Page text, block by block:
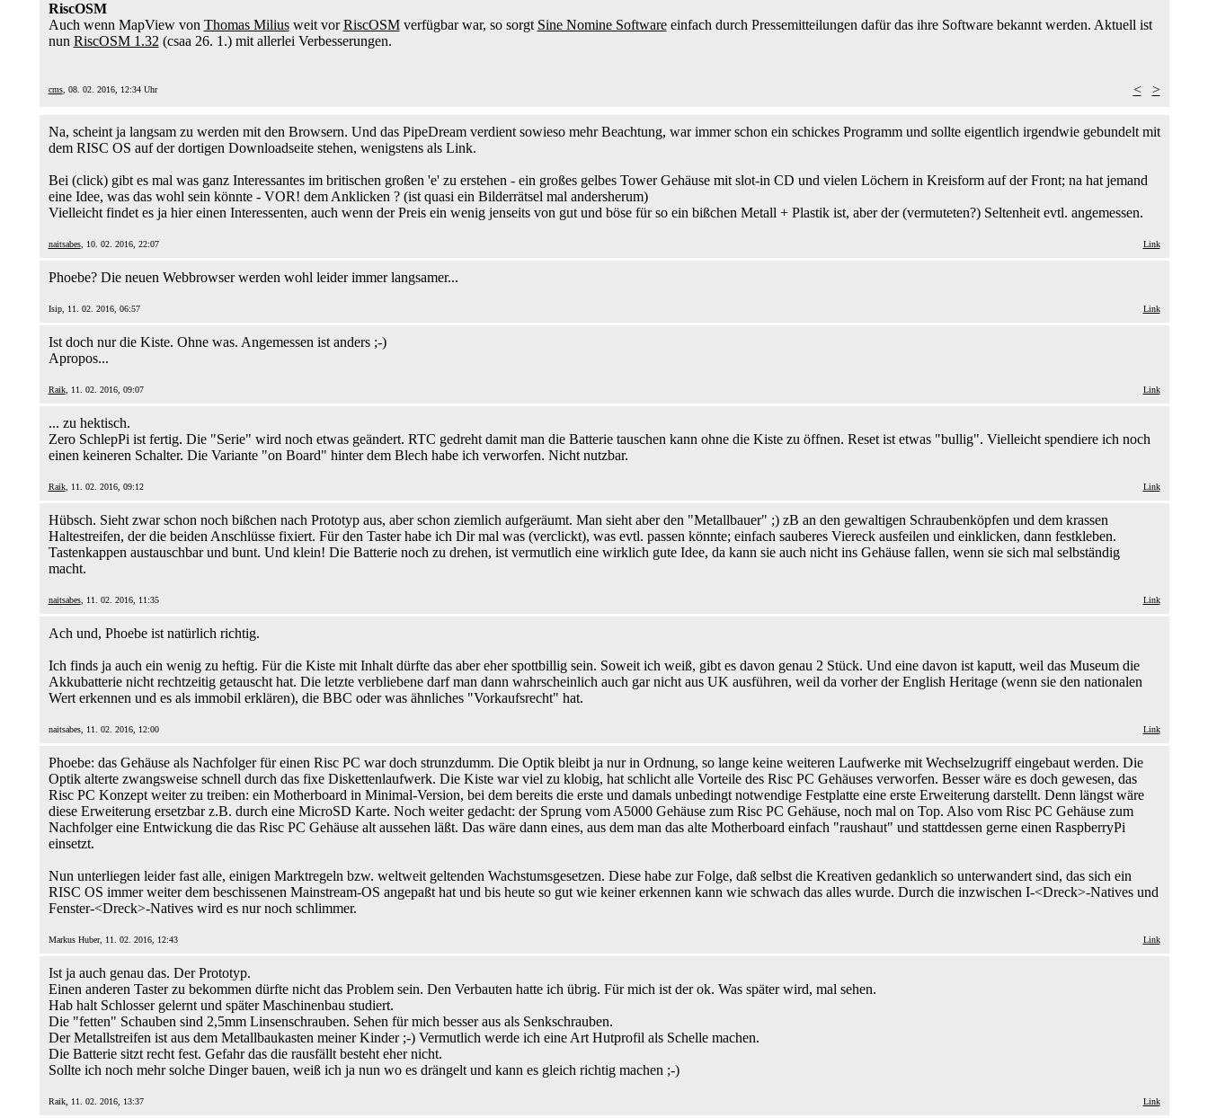
RiscOSM
Auch wenn MapView von Thomas Miliusweit vorRiscOSMverfügbar war, so sorgt Sine Nomine Softwareeinfach durch Pressemitteilungen dafür das ihre Software bekannt werden. Aktuell ist
nun RiscOSM 1.32 (csaa 26. 1.) mit allerlei Verbesserungen.
cms, 08. 02. 2016, 12:34 Uhr < >
Na, scheint ja langsam zu werden mit den Browsern. Und das PipeDream verdient sowieso mehr Beachtung, war immer schon ein schickes Programm und sollte eigentlich irgendwie gebundelt mit
dem RISC OS auf der dortigen Downloadseite stehen, wenigstens als Link.
Bei (click) gibt es mal was ganz Interessantes im britischen großen 'e' zu erstehen - ein großes gelbes Tower Gehäuse mit slot-in CD und vielen Löchern in Kreisform auf der Front; na hat jemand
eine Idee, was das wohl sein könnte - VOR! dem Anklicken ? (ist quasi ein Bilderrätsel mal andersherum)
Vielleicht findet es ja hier einen Interessenten, auch wenn der Preis ein wenig jenseits von gut und böse für so ein bißchen Metall + Plastik ist, aber der (vermuteten?) Seltenheit evtl. angemessen.
naitsabes, 10. 02. 2016, 22:07 Link
Phoebe? Die neuen Webbrowser werden wohl leider immer langsamer...
Isip, 11. 02. 2016, 06:57 Link
Ist doch nur die Kiste. Ohne was. Angemessen ist anders ;-)
Apropos...
Raik, 11. 02. 2016, 09:07 Link
... zu hektisch.
Zero SchlepPi ist fertig. Die "Serie" wird noch etwas geändert. RTC gedreht damit man die Batterie tauschen kann ohne die Kiste zu öffnen. Reset ist etwas "bullig". Vielleicht spendiere ich noch
einen keineren Schalter. Die Variante "on Board" hinter dem Blech habe ich verworfen. Nicht nutzbar.
Raik, 11. 02. 2016, 09:12 Link
Hübsch. Sieht zwar schon noch bißchen nach Prototyp aus, aber schon ziemlich aufgeräumt. Man sieht aber den "Metallbauer" ;) zB an den gewaltigen Schraubenköpfen und dem krassen
Haltestreifen, der die beiden Anschlüsse fixiert. Für den Taster habe ich Dir mal was (verclickt), was evtl. passen könnte; einfach sauberes Viereck ausfeilen und einklicken, dann festkleben.
Tastenkappen austauschbar und bunt. Und klein! Die Batterie noch zu drehen, ist vermutlich eine wirklich gute Idee, da kann sie auch nicht ins Gehäuse fallen, wenn sie sich mal selbständig
macht.
naitsabes, 11. 02. 2016, 11:35 Link
Ach und, Phoebe ist natürlich richtig.
Ich finds ja auch ein wenig zu heftig. Für die Kiste mit Inhalt dürfte das aber eher spottbillig sein. Soweit ich weiß, gibt es davon genau 2 Stück. Und eine davon ist kaputt, weil das Museum die
Akkubatterie nicht rechtzeitig getauscht hat. Die letzte verbliebene darf man dann wahrscheinlich auch gar nicht aus UK ausführen, weil da vorher der English Heritage (wenn sie den nationalen
Wert erkennen und es als immobil erklären), die BBC oder was ähnliches "Vorkaufsrecht" hat.
naitsabes, 11. 02. 2016, 12:00 Link
Phoebe: das Gehäuse als Nachfolger für einen Risc PC war doch strunzdumm. Die Optik bleibt ja nur in Ordnung, so lange keine weiteren Laufwerke mit Wechselzugriff eingebaut werden. Die
Optik alterte zwangsweise schnell durch das fixe Diskettenlaufwerk. Die Kiste war viel zu klobig, hat schlicht alle Vorteile des Risc PC Gehäuses verworfen. Besser wäre es doch gewesen, das
Risc PC Konzept weiter zu treiben: ein Motherboard in Minimal-Version, bei dem bereits die erste und damals unbedingt notwendige Festplatte eine erste Erweiterung darstellt. Denn längst wäre
diese Erweiterung ersetzbar z.B. durch eine MicroSD Karte. Noch weiter gedacht: der Sprung vom A5000 Gehäuse zum Risc PC Gehäuse, noch mal on Top. Also vom Risc PC Gehäuse zum
Nachfolger eine Entwickung die das Risc PC Gehäuse alt aussehen läßt. Das wäre dann eines, aus dem man das alte Motherboard einfach "raushaut" und stattdessen gerne einen RaspberryPi
einsetzt.
Nun unterliegen leider fast alle, einigen Marktregeln bzw. weltweit geltenden Wachstumsgesetzen. Diese habe zur Folge, daß selbst die Kreativen gedanklich so unterwandert sind, das sich ein
RISC OS immer weiter dem beschissenen Mainstream-OS angepaßt hat und bis heute so gut wie keiner erkennen kann wie schwach das alles wurde. Durch die inzwischen I-<Dreck>-Natives und
Fenster-<Dreck>-Natives wird es nur noch schlimmer.
Markus Huber, 11. 02. 2016, 12:43 Link
Ist ja auch genau das. Der Prototyp.
Einen anderen Taster zu bekommen dürfte nicht das Problem sein. Den Verbauten hatte ich übrig. Für mich ist der ok. Was später wird, mal sehen.
Hab halt Schlosser gelernt und später Maschinenbau studiert.
Die "fetten" Schauben sind 2,5mm Linsenschrauben. Sehen für mich besser aus als Senkschrauben.
Der Metallstreifen ist aus dem Metallbaukasten meiner Kinder ;-) Vermutlich werde ich eine Art Hutprofil als Schelle machen.
Die Batterie sitzt recht fest. Gefahr das die rausfällt besteht eher nicht.
Sollte ich noch mehr solche Dinger bauen, weiß ich ja nun wo es drängelt und kann es gleich richtig machen ;-)
Raik, 11. 02. 2016, 13:37 Link